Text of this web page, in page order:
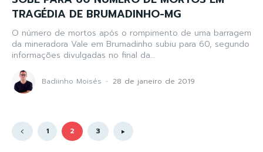
TRAGÉDIA DE BRUMADINHO-MG
O número de mortos após o rompimento de uma barragem
da mineradora Vale em Brumadinho subiu para 60, segundo
informações divulgadas no final da...
Badiinho Moisés - 28 de janeiro de 2019
1 2 3